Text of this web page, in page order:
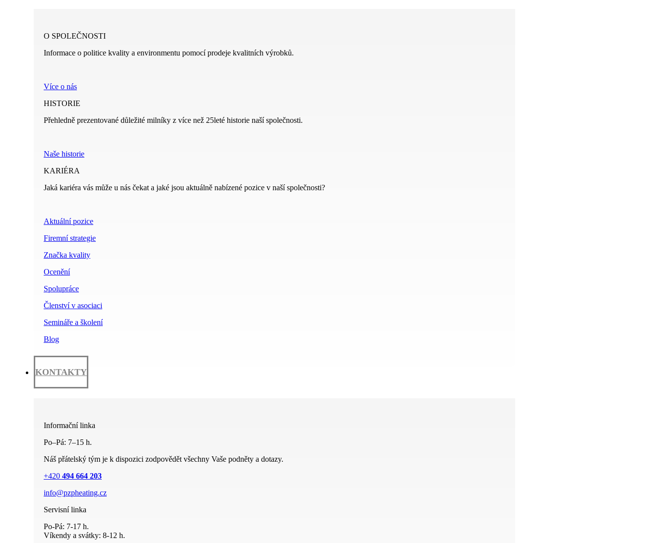
O SPOLEČNOSTI
Informace o politice kvality a environmentu pomocí prodeje kvalitních výrobků.
Více o nás
HISTORIE
Přehledně prezentované důležité milníky z více než 25leté historie naší společnosti.
Naše historie
KARIÉRA
Jaká kariéra vás může u nás čekat a jaké jsou aktuálně nabízené pozice v naší společnosti?
Aktuální pozice
Firemní strategie
Značka kvality
Ocenění
Spolupráce
Členství v asociaci
Semináře a školení
Blog
KONTAKTY
Informační linka
Po–Pá: 7–15 h.
Náš přátelský tým je k dispozici zodpovědět všechny Vaše podněty a dotazy.
+420 494 664 203
info@pzpheating.cz
Servisní linka
Po-Pá: 7-17 h.
Víkendy a svátky: 8-12 h.